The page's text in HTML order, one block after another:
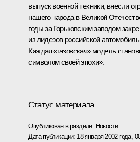
выпуск военной техники, внесли
нашего народа в Великой
годы за Горьковским заводом
из лидеров российской
Каждая «газовская» модель
символом своей эпохи».
Статус материала
Опубликован в разделе: Новости
Дата публикации: 18 января 2002 года,